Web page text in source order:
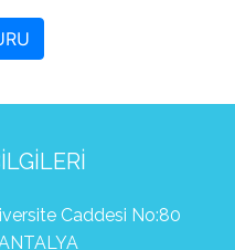
Caddesi No:80